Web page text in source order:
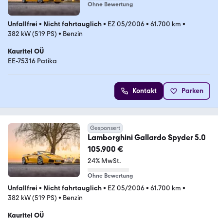
Ohne Bewertung
Unfallfrei • Nicht fahrtauglich• EZ 05/2006• 61.700 km •
382 kW (519 PS) • Benzin
Kauritel OÜ
EE-75316 Patika
Kontakt Parken
Gesponsert
Lamborghini Gallardo Spyder 5.0
105.900 €
24% MwSt.
Ohne Bewertung
Unfallfrei • Nicht fahrtauglich• EZ 05/2006• 61.700 km •
382 kW (519 PS) • Benzin
Kauritel OÜ